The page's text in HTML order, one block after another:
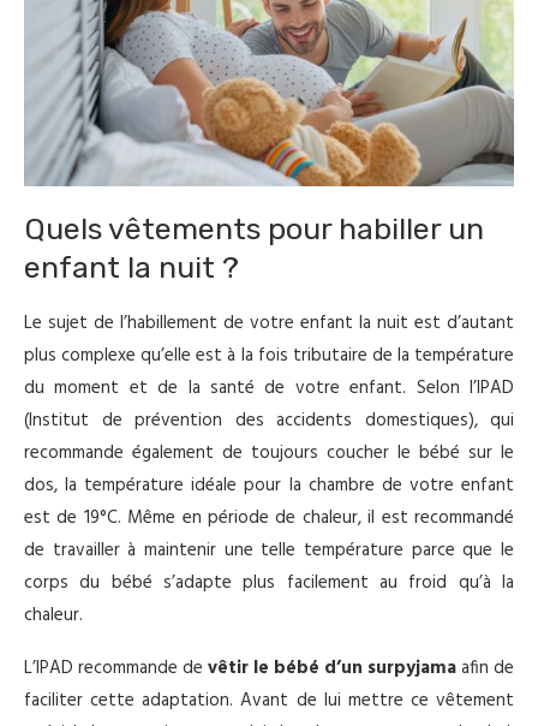
Quels vêtements pour habiller un
enfant la nuit ?
Le sujet de l’habillement de votre enfant la nuit est d’autant
plus complexe qu’elle est à la fois tributaire de la température
du moment et de la santé de votre enfant. Selon l’IPAD
(Institut de prévention des accidents domestiques), qui
recommande également de toujours coucher le bébé sur le
dos, la température idéale pour la chambre de votre enfant
est de 19°C. Même en période de chaleur, il est recommandé
de travailler à maintenir une telle température parce que le
corps du bébé s’adapte plus facilement au froid qu’à la
chaleur.
L’IPAD recommande de vêtir le bébé d’un surpyjamaafin de
faciliter cette adaptation. Avant de lui mettre ce vêtement